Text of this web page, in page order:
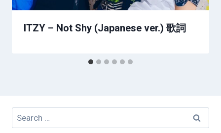
ITZY – Not Shy (Japanese ver.) 歌詞
Search